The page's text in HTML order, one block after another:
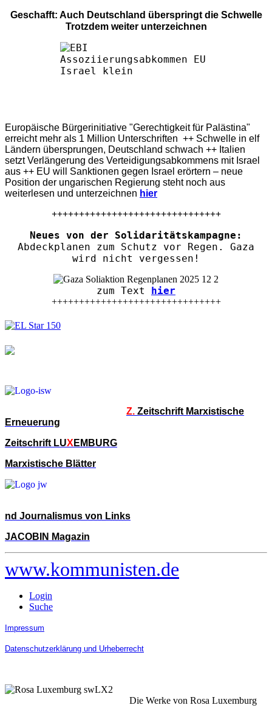
Geschafft: Auch Deutschland überspringt die Schwelle
Trotzdem weiter unterzeichnen
Europäische Bürgerinitiative "Gerechtigkeit für Palästina"
erreicht mehr als 1 Million Unterschriften ++ Schwelle in elf
Ländern übersprungen, Deutschland schwach ++ Italien
setzt Verlängerung des Verteidigungsabkommens mit Israel
aus ++ EU will Sanktionen gegen Israel erörtern – neue
Position der ungarischen Regierung steht noch aus
weiterlesen und unterzeichnen hier
+++++++++++++++++++++++++++++++
Neues von der Solidaritätskampagne:
Abdeckplanen zum Schutz vor Regen. Gaza
wird nicht vergessen!
zum Text hier
+++++++++++++++++++++++++++++++
Z. Zeitschrift Marxistische
Erneuerung
Zeitschrift LUX EMBURG
Marxistische Blätter
nd Journalismus von Links
JACOBIN Magazin
www.kommunisten.de
Login
Suche
Impressum
Datenschutzerklärung und Urheberrecht
Die Werke von Rosa Luxemburg